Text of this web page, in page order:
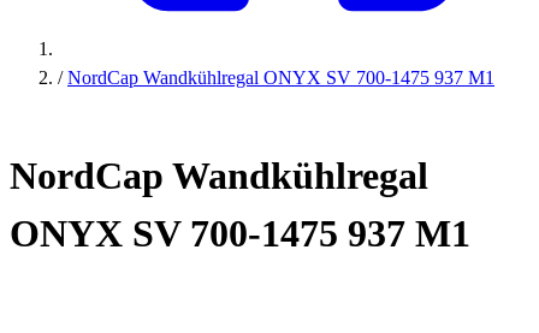
/ NordCap Wandkühlregal ONYX SV 700-1475 937 M1
NordCap Wandkühlregal
ONYX SV 700-1475 937 M1